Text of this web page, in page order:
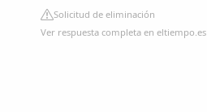
Solicitud de eliminación
Ver respuesta completa en eltiempo.es